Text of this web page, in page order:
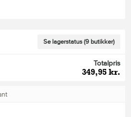
Se lagerstatus (9 butikker)
Totalpris
349,95 kr.